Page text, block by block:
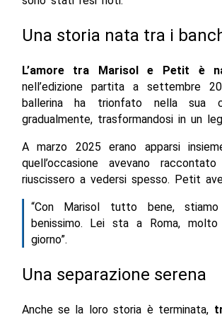
Una storia nata tra i
L’amore tra Marisol e Petit è
nell’edizione partita a settembre
ballerina ha trionfato nella sua
gradualmente, trasformandosi in un
A marzo 2025 erano apparsi
quell’occasione avevano
riuscissero a vedersi spesso. Petit
“Con Marisol tutto bene,
benissimo. Lei sta a Roma,
giorno”.
Una separazione serena
Anche se la loro storia è terminata,